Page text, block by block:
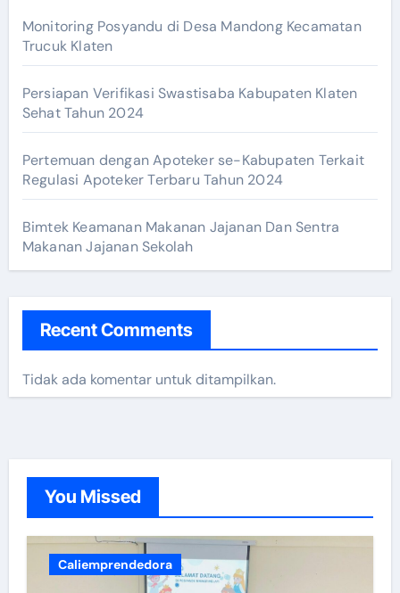
Monitoring Posyandu di Desa Mandong Kecamatan
Trucuk Klaten
Persiapan Verifikasi Swastisaba Kabupaten Klaten
Sehat Tahun 2024
Pertemuan dengan Apoteker se-Kabupaten Terkait
Regulasi Apoteker Terbaru Tahun 2024
Bimtek Keamanan Makanan Jajanan Dan Sentra
Makanan Jajanan Sekolah
Recent Comments
Tidak ada komentar untuk ditampilkan.
You Missed
Caliemprendedora